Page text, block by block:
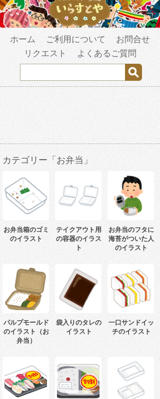
ホーム ご利用について
お問合せ
リクエスト
よくあるご質問
カテゴリー「お弁当」
お弁当箱のゴミ
のイラスト
テイクアウト用
の容器のイラス
ト
お弁当のフタに
海苔がついた人
のイラスト
パルプモールド
のイラスト（お
弁当）
袋入りのタレの
イラスト
一口サンドイッ
チのイラスト